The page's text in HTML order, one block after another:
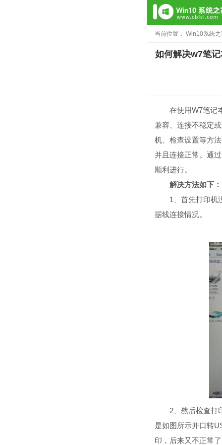
当前位置： Win10系统之
如何解决w7笔
在使用W7笔记本
兼容、连接不稳定
机、检查设置等方
并且连接正常。通
顺利进行。
解决方法如下：
1、首先打印机没
据线连接情况。
2、然后检查打印
是如图所示并口转
印，后来又不正常